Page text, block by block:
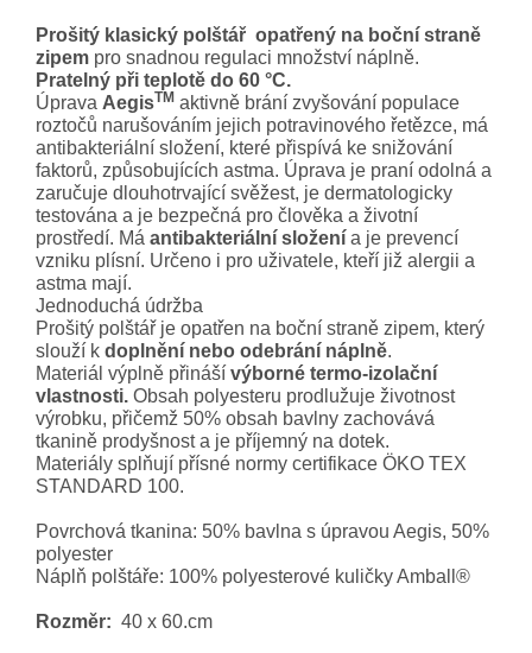
Prošitý klasický polštář opatřený na boční straně
zipem pro snadnou regulaci množství náplně.
Pratelný při teplotě do 60 °C.
Úprava AegisTM aktivně brání zvyšování populace
roztočů narušováním jejich potravinového řetězce, má
antibakteriální složení, které přispívá ke snižování
faktorů, způsobujících astma. Úprava je praní odolná a
zaručuje dlouhotrvající svěžest, je dermatologicky
testována a je bezpečná pro člověka a životní
prostředí. Má antibakteriální složení a je prevencí
vzniku plísní. Určeno i pro uživatele, kteří již alergii a
astma mají.
Jednoduchá údržba
Prošitý polštář je opatřen na boční straně zipem, který
slouží k doplnění nebo odebrání náplně.
Materiál výplně přináší výborné termo-izolační
vlastnosti. Obsah polyesteru prodlužuje životnost
výrobku, přičemž 50% obsah bavlny zachovává
tkanině prodyšnost a je příjemný na dotek.
Materiály splňují přísné normy certifikace ÖKO TEX
STANDARD 100.
Povrchová tkanina: 50% bavlna s úpravou Aegis, 50%
polyester
Náplň polštáře: 100% polyesterové kuličky Amball®
Rozměr: 40 x 60.cm